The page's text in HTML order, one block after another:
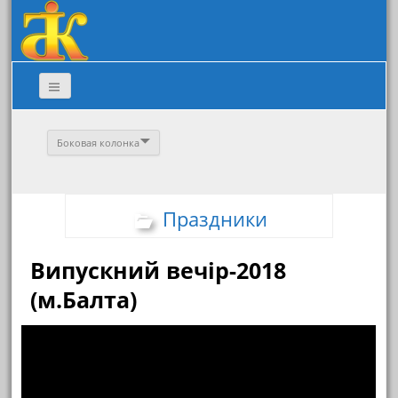
Боковая колонка
Праздники
Випускний вечір-2018
(м.Балта)